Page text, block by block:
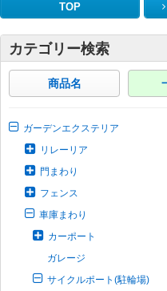
TOP
カテゴリー検索
商品名
ガーデンエクステリア
リレーリア
門まわり
フェンス
車庫まわり
カーポート
ガレージ
サイクルポート(駐輪場)